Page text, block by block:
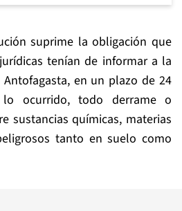
suprime la obligación que
tenían de informar a la
en un plazo de 24
ocurrido, todo derrame o
sustancias químicas, materias
tanto en suelo como